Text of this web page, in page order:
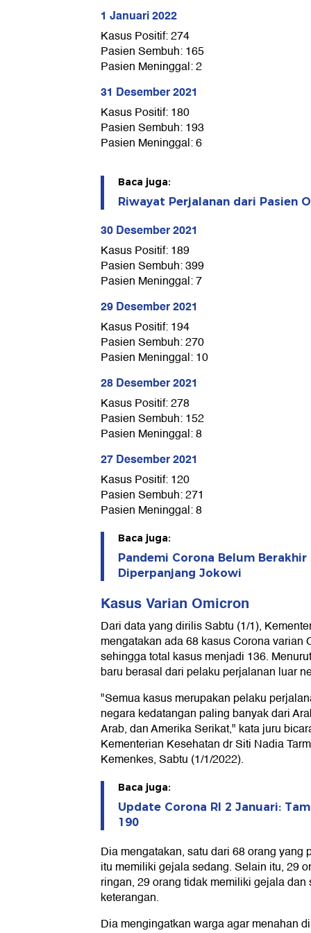
1 Januari 2022
Kasus Positif: 274
Pasien Sembuh: 165
Pasien Meninggal: 2
31 Desember 2021
Kasus Positif: 180
Pasien Sembuh: 193
Pasien Meninggal: 6
Baca juga:
Riwayat Perjalanan dari Pasien
30 Desember 2021
Kasus Positif: 189
Pasien Sembuh: 399
Pasien Meninggal: 7
29 Desember 2021
Kasus Positif: 194
Pasien Sembuh: 270
Pasien Meninggal: 10
28 Desember 2021
Kasus Positif: 278
Pasien Sembuh: 152
Pasien Meninggal: 8
27 Desember 2021
Kasus Positif: 120
Pasien Sembuh: 271
Pasien Meninggal: 8
Baca juga:
Pandemi Corona Belum
Diperpanjang Jokowi
Kasus Varian Omicron
Dari data yang dirilis Sabtu (1/1),
mengatakan ada 68 kasus Corona varian
sehingga total kasus menjadi 136.
baru berasal dari pelaku perjalanan luar
"Semua kasus merupakan pelaku
negara kedatangan paling banyak dari
Arab, dan Amerika Serikat," kata juru
Kementerian Kesehatan dr Siti Nadia
Kemenkes, Sabtu (1/1/2022).
Baca juga:
Update Corona RI 2 Januari:
190
Dia mengatakan, satu dari 68 orang yang
itu memiliki gejala sedang. Selain itu, 29
ringan, 29 orang tidak memiliki gejala
keterangan.
Dia mengingatkan warga agar menahan